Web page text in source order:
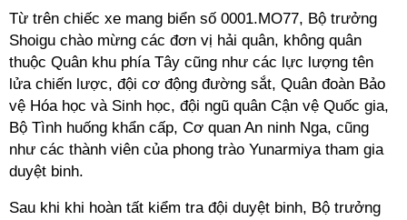
Từ trên chiếc xe mang biển số 0001.MO77, Bộ trưởng
Shoigu chào mừng các đơn vị hải quân, không quân
thuộc Quân khu phía Tây cũng như các lực lượng tên
lửa chiến lược, đội cơ động đường sắt, Quân đoàn Bảo
vệ Hóa học và Sinh học, đội ngũ quân Cận vệ Quốc gia,
Bộ Tình huống khẩn cấp, Cơ quan An ninh Nga, cũng
như các thành viên của phong trào Yunarmiya tham gia
duyệt binh.
Sau khi khi hoàn tất kiểm tra đội duyệt binh, Bộ trưởng